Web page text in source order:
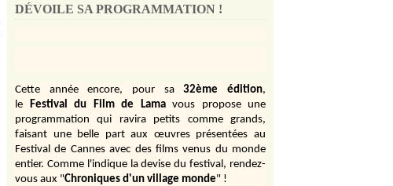
DÉVOILE SA PROGRAMMATION !
Cette année encore, pour sa 32ème édition,
le Festival du Film de Lama vous propose une
programmation qui ravira petits comme grands,
faisant une belle part aux œuvres présentées au
Festival de Cannes avec des films venus du monde
entier. Comme l'indique la devise du festival, rendez-
vous aux "Chroniques d'un village monde" !